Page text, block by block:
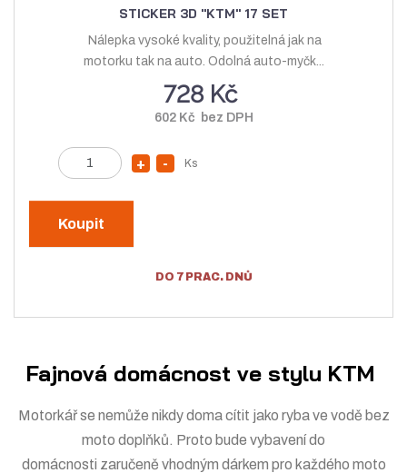
STICKER 3D "KTM" 17 SET
728 Kč
602 Kč bez DPH
Z
m
ě
n
N
o
ž
s
t
S
o
ž
s
t
v
Ks
Koupit
DO 7 PRAC. DNŮ
Nálepka vysoké kvality, použitelná jak na
motorku tak na auto. Odolná auto-myčk...
Fajnová domácnost ve stylu KTM
Motorkář se nemůže nikdy doma cítit jako ryba ve vodě bez
moto doplňků. Proto bude vybavení do
domácnosti zaručeně vhodným dárkem pro každého moto